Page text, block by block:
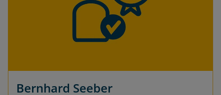
Bernhard Seeber